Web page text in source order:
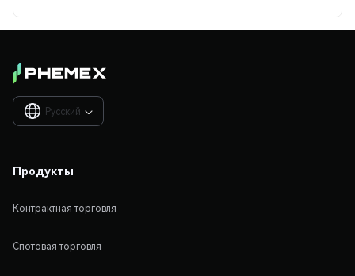
Русский 
Продукты
Контрактная торговля
Спотовая торговля